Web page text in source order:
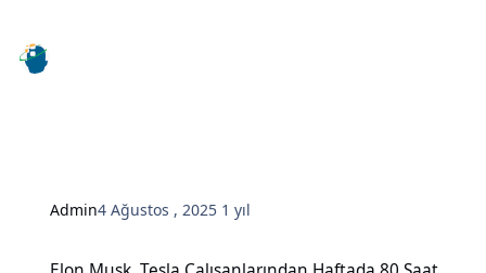
Admin4 Ağustos , 2025 1 yıl